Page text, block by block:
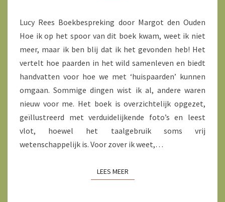
Lucy Rees Boekbespreking door Margot den Ouden
Hoe ik op het spoor van dit boek kwam, weet ik niet
meer, maar ik ben blij dat ik het gevonden heb! Het
vertelt hoe paarden in het wild samenleven en biedt
handvatten voor hoe we met ‘huispaarden’ kunnen
omgaan. Sommige dingen wist ik al, andere waren
nieuw voor me. Het boek is overzichtelijk opgezet,
geïllustreerd met verduidelijkende foto’s en leest
vlot, hoewel het taalgebruik soms vrij
wetenschappelijk is. Voor zover ik weet,…
LEES MEERLEES MEER